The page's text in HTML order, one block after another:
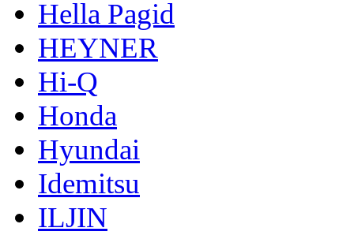
Hella Pagid
HEYNER
Hi-Q
Honda
Hyundai
Idemitsu
ILJIN